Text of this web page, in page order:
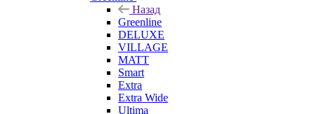
Назад
Greenline
DELUXE
VILLAGE
MATT
Smart
Extra
Extra Wide
Ultima